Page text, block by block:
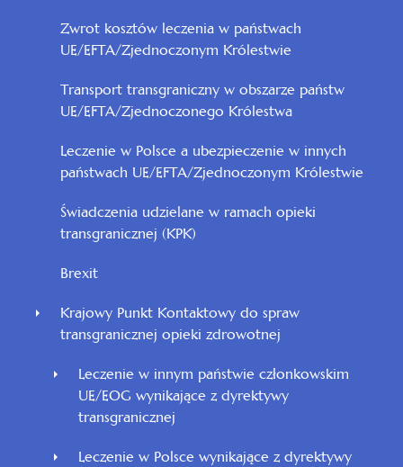
Zwrot kosztów leczenia w państwach
UE/EFTA/Zjednoczonym Królestwie
Transport transgraniczny w obszarze państw
UE/EFTA/Zjednoczonego Królestwa
Leczenie w Polsce a ubezpieczenie w innych
państwach UE/EFTA/Zjednoczonym Królestwie
Świadczenia udzielane w ramach opieki
transgranicznej (KPK)
Brexit
Krajowy Punkt Kontaktowy do spraw
transgranicznej opieki zdrowotnej
Leczenie w innym państwie członkowskim
UE/EOG wynikające z dyrektywy
transgranicznej
Leczenie w Polsce wynikające z dyrektywy